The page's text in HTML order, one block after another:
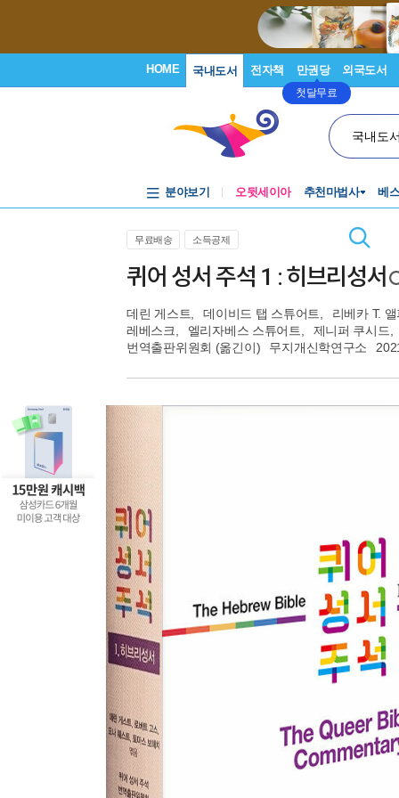
HOME 국내도서 전자책 만권당
첫달무료
외국도서
국내도
분야보기 오뒷세이아 추천마법사 베
무료배송 소득공제
퀴어 성서 주석 1 : 히브리성서
데린 게스트 데이비드 탭 스튜어트
리베카 T.
레베스크
엘리자베스 스튜어트 제니퍼 쿠시드
번역출판위원회 (옮긴이) 무지개신학연구소